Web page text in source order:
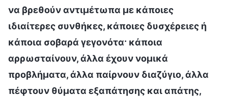
να βρεθούν αντιμέτωπα με κάποιες
ιδιαίτερες συνθήκες, κάποιες δυσχέρειες ή
κάποια σοβαρά γεγονότα· κάποια
αρρωσταίνουν, άλλα έχουν νομικά
προβλήματα, άλλα παίρνουν διαζύγιο, άλλα
πέφτουν θύματα εξαπάτησης και απάτης,